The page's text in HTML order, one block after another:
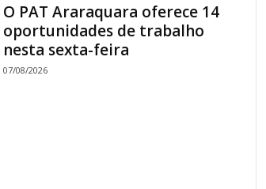
O PAT Araraquara oferece 14
oportunidades de trabalho
nesta sexta-feira
07/08/2026